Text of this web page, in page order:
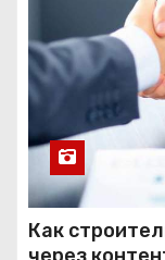
Как
через